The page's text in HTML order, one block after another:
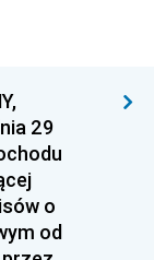
29
o
od